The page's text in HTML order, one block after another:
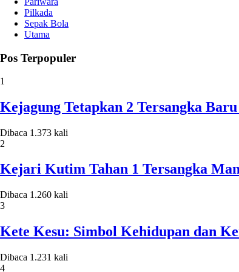
Pilkada
Sepak Bola
Utama
Pos Terpopuler
1
Kejagung Tetapkan 2 Tersangka
Dibaca 1.373 kali
2
Kejari Kutim Tahan 1 Tersangka
Dibaca 1.260 kali
3
Kete Kesu: Simbol Kehidupan dan
Dibaca 1.231 kali
4